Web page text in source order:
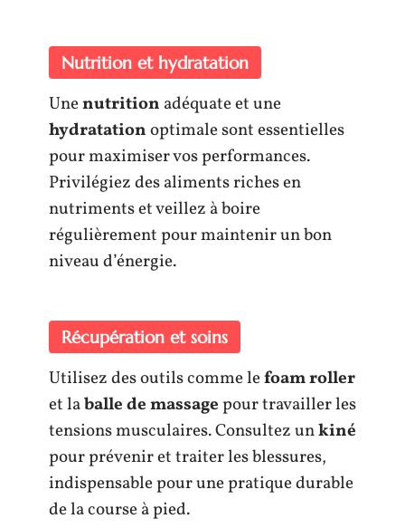
Nutrition et hydratation
Unenutrition adéquate et une
hydratationoptimale sont essentielles
pour maximiser vos performances.
Privilégiez des aliments riches en
nutriments et veillez à boire
régulièrement pour maintenir un bon
niveau d’énergie.
Récupération et soins
Utilisez des outils comme lefoam roller
et laballe de massagepour travailler les
tensions musculaires. Consultez unkiné
pour prévenir et traiter les blessures,
indispensable pour une pratique durable
de la course à pied.